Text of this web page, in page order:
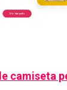
camiseta